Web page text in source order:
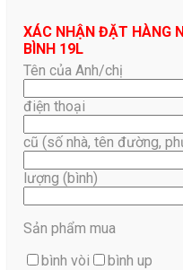
XÁC NHẬN ĐẶT HÀNG
BÌNH 19L
Tên của Anh/chị
điện thoại
cũ (số nhà, tên đường,
lượng (bình)
Sản phẩm mua
bình vòi
bình up